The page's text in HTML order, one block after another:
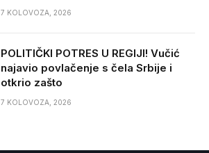
7 KOLOVOZA, 2026
POLITIČKI POTRES U REGIJI! Vučić
najavio povlačenje s čela Srbije i
otkrio zašto
7 KOLOVOZA, 2026